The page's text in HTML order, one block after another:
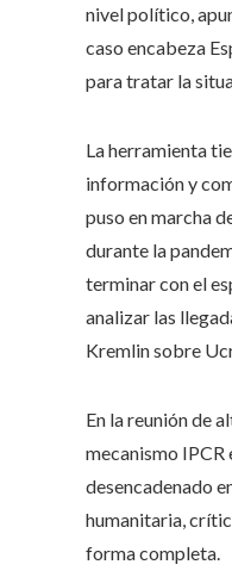
nivel político,
caso encabeza
para tratar la
La herramienta
información y
puso en marcha
durante la
terminar con el
analizar las
Kremlin sobre
En la reunión de
mecanismo IPCR
desencadenado
humanitaria,
forma completa.